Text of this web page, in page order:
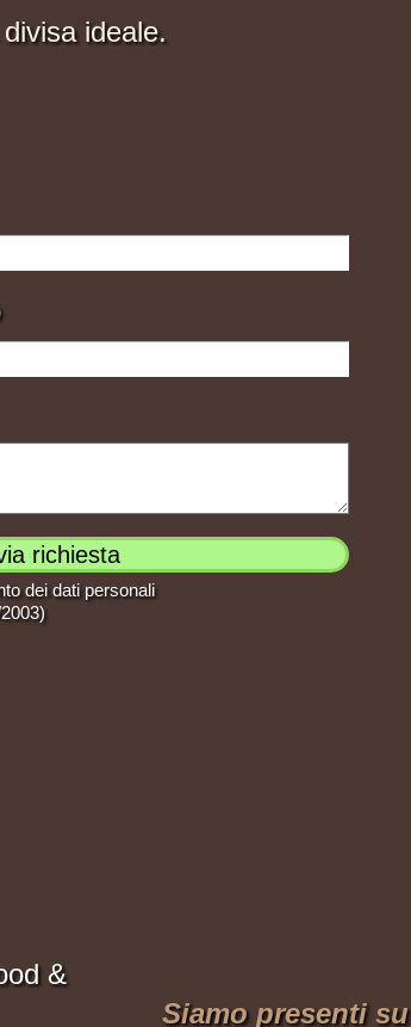
ideale.
dei dati personali
&
Siamo presenti su